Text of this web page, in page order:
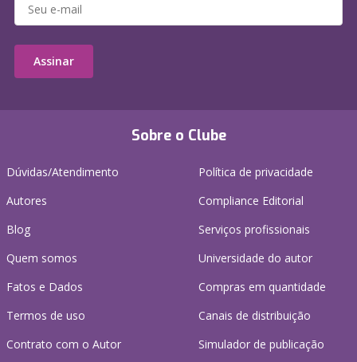
Sobre o Clube
Dúvidas/Atendimento
Autores
Blog
Quem somos
Fatos e Dados
Termos de uso
Contrato com o Autor
Política de privacidade
Compliance Editorial
Serviços profissionais
Universidade do autor
Compras em quantidade
Canais de distribuição
Simulador de publicação
Assinar